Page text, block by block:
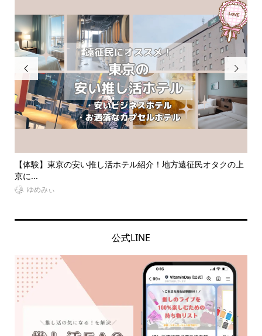

推し活ネイルで指先に推しへの愛を表現！自宅で出来るセルフ
ネイ...
VitaminDay編集部

公式LINE